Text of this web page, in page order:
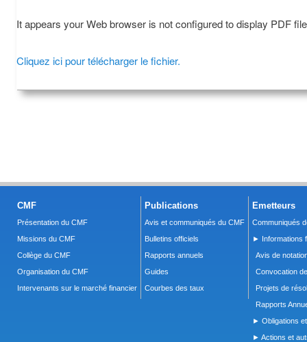
It appears your Web browser is not configured to display PDF
Cliquez ici pour télécharger le fichier.
CMF
Présentation du CMF
Missions du CMF
Collège du CMF
Organisation du CMF
Intervenants sur le marché financier
Publications
Avis et communiqués du CMF
Bulletins officiels
Rapports annuels
Guides
Courbes des taux
Emetteurs
Communiqués
► Informations
Avis de
Convocation
Projets de
Rapports
► Obligations
► Actions et